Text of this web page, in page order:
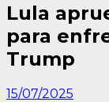
Lula
para
Trump
15/07/2025